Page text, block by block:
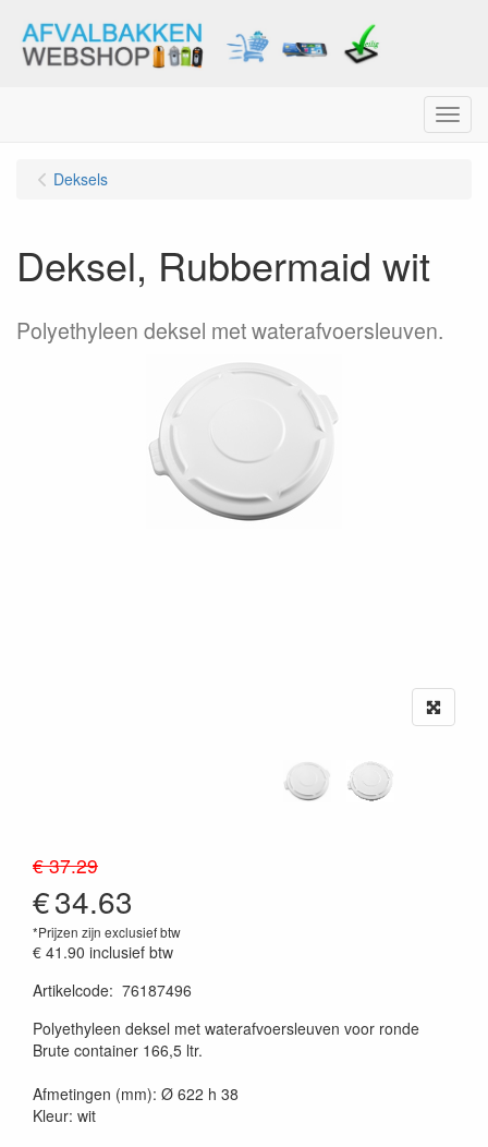
Menu
Deksels
Deksel, Rubbermaid wit
Polyethyleen deksel met waterafvoersleuven.
€ 37.29
€34.63
*Prijzen zijn exclusief btw
€ 41.90 inclusief btw
Artikelcode: 76187496
Polyethyleen deksel met waterafvoersleuven voor ronde
Brute container 166,5 ltr.
Afmetingen (mm): Ø 622 h 38
Kleur: wit